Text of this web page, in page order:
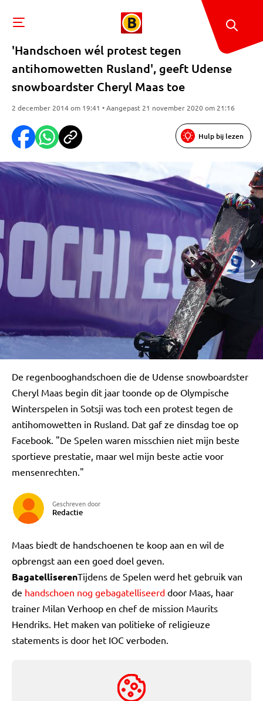
'Handschoen wél protest tegen
antihomowetten Rusland', geeft Udense
snowboardster Cheryl Maas toe
2 december 2014 om 19:41 • Aangepast 21 november 2020 om 21:16
Hulp bij lezen
De regenbooghandschoen die de Udense snowboardster
Cheryl Maas begin dit jaar toonde op de Olympische
Winterspelen in Sotsji was toch een protest tegen de
antihomowetten in Rusland. Dat gaf ze dinsdag toe op
Facebook. "De Spelen waren misschien niet mijn beste
sportieve prestatie, maar wel mijn beste actie voor
mensenrechten."
Geschreven door
Redactie
Maas biedt de handschoenen te koop aan en wil de
opbrengst aan een goed doel geven.
BagatelliserenTijdens de Spelen werd het gebruik van
de handschoen nog gebagatelliseerd door Maas, haar
trainer Milan Verhoop en chef de mission Maurits
Hendriks. Het maken van politieke of religieuze
statements is door het IOC verboden.